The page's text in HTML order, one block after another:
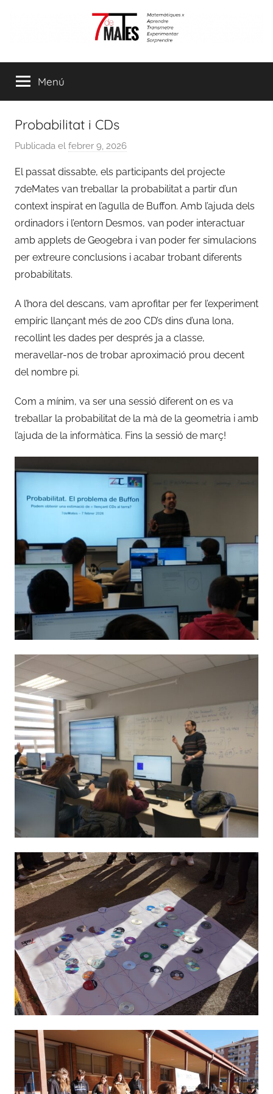
7demates
aprendre,
transmetre,
sorprendre
Menú
Probabilitat i CDs
Publicada el febrer 9, 2026
r
C
o
o
r
d
a
c
i
ó
e
m
a
s
El passat dissabte, els participants del projecte
7deMates van treballar la probabilitat a partir d’un
context inspirat en l’agulla de Buffon. Amb l’ajuda dels
ordinadors i l’entorn Desmos, van poder interactuar
amb applets de Geogebra i van poder fer simulacions
per extreure conclusions i acabar trobant diferents
probabilitats.
A l’hora del descans, vam aprofitar per fer l’experiment
empíric llançant més de 200 CD’s dins d’una lona,
recollint les dades per després ja a classe,
meravellar-nos de trobar aproximació prou decent
del nombre pi.
Com a mínim, va ser una sessió diferent on es va
treballar la probabilitat de la mà de la geometria i amb
l’ajuda de la informàtica. Fins la sessió de març!